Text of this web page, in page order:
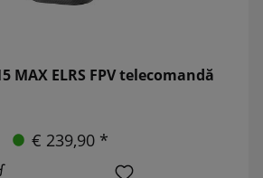
MAX ELRS FPV telecomandă
€ 239,90 *